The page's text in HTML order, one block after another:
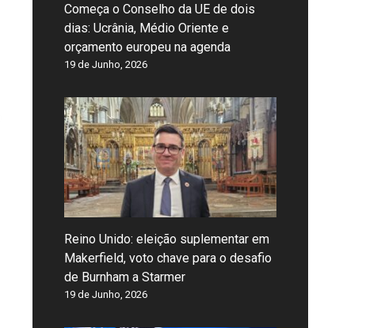
Começa o Conselho da UE de dois
dias: Ucrânia, Médio Oriente e
orçamento europeu na agenda
19 de Junho, 2026
Reino Unido: eleição suplementar em
Makerfield, voto chave para o desafio
de Burnham a Starmer
19 de Junho, 2026